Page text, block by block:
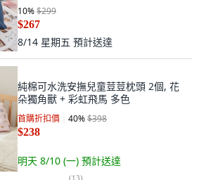
10%$299
$267
8/14 星期五 預計送達
純棉可水洗安撫兒童荳荳枕頭 2個, 花
朵獨角獸 + 彩虹飛馬 多色
首購折扣價 40%$398
$238
明天 8/10 (一) 預計送達
(13)